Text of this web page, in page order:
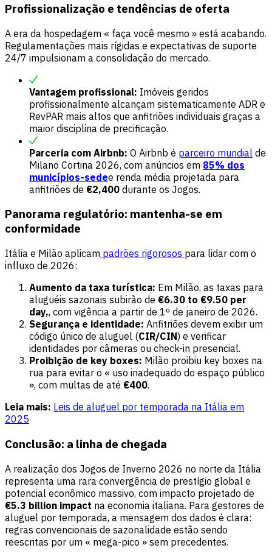
Profissionalização e tendências de oferta
A era da hospedagem « faça você mesmo » está acabando.
Regulamentações mais rígidas e expectativas de suporte
24/7 impulsionam a consolidação do mercado.
Vantagem profissional: Imóveis geridos
profissionalmente alcançam sistematicamente ADR e
RevPAR mais altos que anfitriões individuais graças a
maior disciplina de precificação.
Parceria com Airbnb: O Airbnb é parceiro mundial de
Milano Cortina 2026, com anúncios em 85% dos
municípios-sedee renda média projetada para
anfitriões de €2,400 durante os Jogos.
Panorama regulatório: mantenha-se em
conformidade
Itália e Milão aplicam padrões rigorosos para lidar com o
influxo de 2026:
Aumento da taxa turística: Em Milão, as taxas para
aluguéis sazonais subirão de €6.30 to €9.50 per
day,, com vigência a partir de 1º de janeiro de 2026.
Segurança e identidade: Anfitriões devem exibir um
código único de aluguel (CIR/CIN) e verificar
identidades por câmeras ou check-in presencial.
Proibição de key boxes: Milão proibiu key boxes na
rua para evitar o « uso inadequado do espaço público
», com multas de até €400.
Leia mais: Leis de aluguel por temporada na Itália em
2025
Conclusão: a linha de chegada
A realização dos Jogos de Inverno 2026 no norte da Itália
representa uma rara convergência de prestígio global e
potencial econômico massivo, com impacto projetado de
€5.3 billion impact na economia italiana. Para gestores de
aluguel por temporada, a mensagem dos dados é clara:
regras convencionais de sazonalidade estão sendo
reescritas por um « mega-pico » sem precedentes.